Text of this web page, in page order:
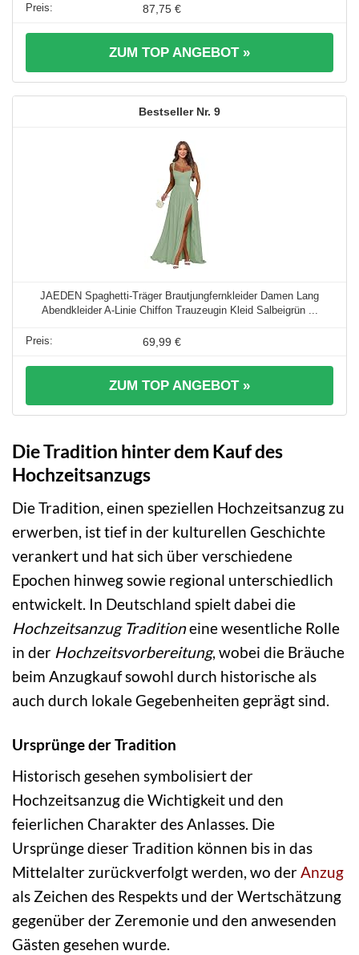
87,75 €
ZUM TOP ANGEBOT »
9
JAEDEN Spaghetti-Träger Brautjungfernkleider Damen Lang
Abendkleider A-Linie Chiffon Trauzeugin Kleid Salbeigrün ...
69,99 €
ZUM TOP ANGEBOT »
Die Tradition hinter dem Kauf des
Hochzeitsanzugs
Die Tradition, einen speziellen Hochzeitsanzug zu
erwerben, ist tief in der kulturellen Geschichte
verankert und hat sich über verschiedene
Epochen hinweg sowie regional unterschiedlich
entwickelt. In Deutschland spielt dabei die
Hochzeitsanzug Traditioneine wesentliche Rolle
in der Hochzeitsvorbereitung, wobei die Bräuche
beim Anzugkauf sowohl durch historische als
auch durch lokale Gegebenheiten geprägt sind.
Ursprünge der Tradition
Historisch gesehen symbolisiert der
Hochzeitsanzug die Wichtigkeit und den
feierlichen Charakter des Anlasses. Die
Ursprünge dieser Tradition können bis in das
Mittelalter zurückverfolgt werden, wo derAnzug
als Zeichen des Respekts und der Wertschätzung
gegenüber der Zeremonie und den anwesenden
Gästen gesehen wurde.